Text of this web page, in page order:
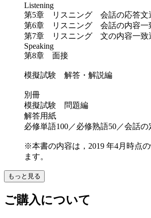
Listening
第5章 リスニング 会話の応答文
第6章 リスニング 会話の内容一
第7章 リスニング 文の内容一致
Speaking
第8章 面接
模擬試験 解答・解説編
別冊
模擬試験 問題編
解答用紙
必修単語100／必修熟語50／会話の
※本書の内容は，2019 年4月時点
ます。
もっと見る
ご購入について